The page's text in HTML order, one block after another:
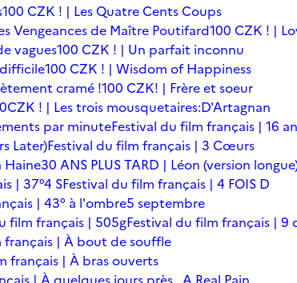
100 CZK ! | Les Quatre Cents Coups
Vengeances de Maître Poutifard100 CZK ! |
vagues100 CZK ! | Un parfait inconnu
100 CZK ! | Wisdom of Happiness
cramé !100 CZK! | Frère et soeur
! | Les trois mousquetaires:D'Artagnan
par minuteFestival du film français | 16
Later)Festival du film français | 3 Cœurs
Haine30 ANS PLUS TARD | Léon (version
| 37°4 SFestival du film français | 4 FOIS D
| 43° à l'ombre5 septembre
film français | 505gFestival du film français | 9
français | À bout de souffle
français | À bras ouverts